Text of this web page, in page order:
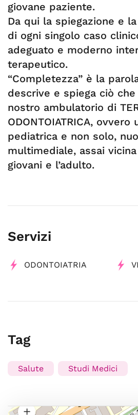
giovane paziente.
Da qui la spiegazione e
di ogni singolo caso
adeguato e moderno
terapeutico.
“Completezza” è la
descrive e spiega ciò
nostro ambulatorio di
ODONTOIATRICA,
pediatrica e non solo,
multimediale, assai
giovani e l’adulto.
Servizi
ODONTOIATRIA
Tag
Salute Studi Medici